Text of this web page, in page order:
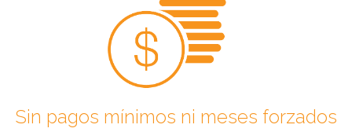
Sin pagos mínimos ni meses forzados